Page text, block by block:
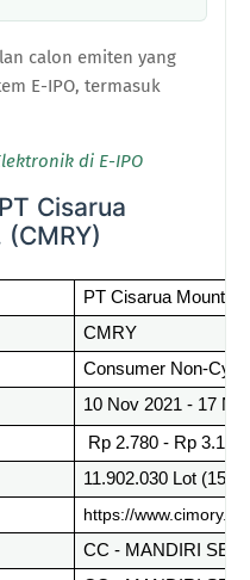
calon emiten yang
E-IPO, termasuk
di E-IPO
Cisarua
PT Cisarua
CMRY
Consumer Non-
10 Nov 2021 - 17
Rp 2.780 - Rp 3.160
11.902.030 Lot (15%)
https://
CC - MANDIRI